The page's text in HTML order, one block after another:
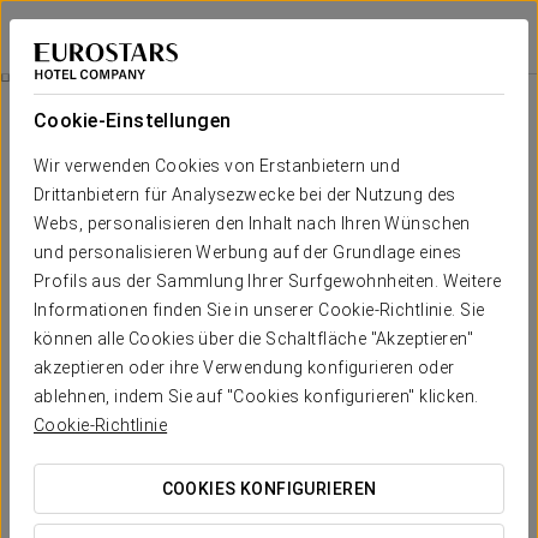
Cookie-Einstellungen
Wir verwenden Cookies von Erstanbietern und
Drittanbietern für Analysezwecke bei der Nutzung des
Webs, personalisieren den Inhalt nach Ihren Wünschen
und personalisieren Werbung auf der Grundlage eines
Profils aus der Sammlung Ihrer Surfgewohnheiten. Weitere
Informationen finden Sie in unserer Cookie-Richtlinie. Sie
können alle Cookies über die Schaltfläche "Akzeptieren"
akzeptieren oder ihre Verwendung konfigurieren oder
ablehnen, indem Sie auf "Cookies konfigurieren" klicken.
Cookie-Richtlinie
COOKIES KONFIGURIEREN
Eurostars Porto Douro
PORTO
Touristenbus
28 €
Touristenbus
kennenzulernen. Genießen Sie eine Touristenbusroute, die es
Ihnen ermöglicht, alle Geheimnisse der zweitgrößten Stadt